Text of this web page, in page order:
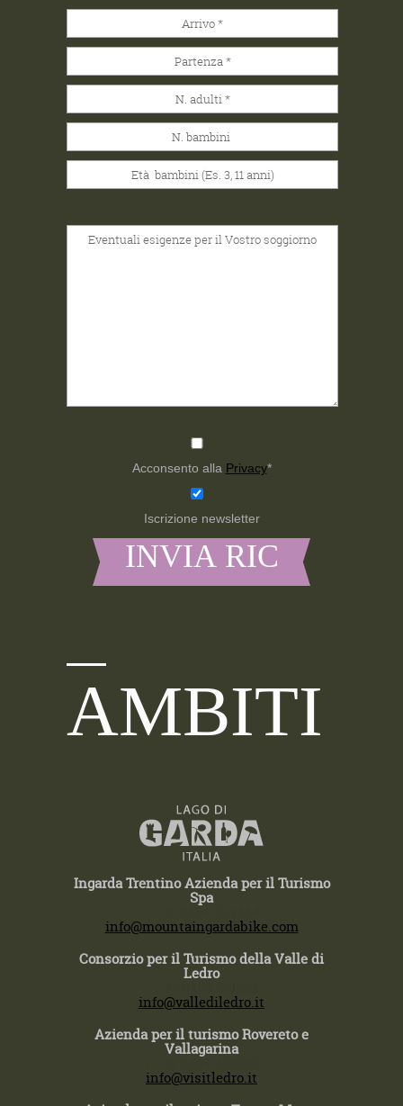
Acconsento alla Privacy*
Iscrizione newsletter
AMBITI
Ingarda Trentino Azienda per il Turismo
Spa
info@mountaingardabike.com
Consorzio per il Turismo della Valle di
Ledro
info@vallediledro.it
Azienda per il turismo Rovereto e
Vallagarina
info@visitledro.it